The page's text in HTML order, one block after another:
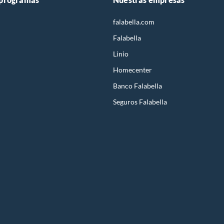
falabella.com
Falabella
Linio
Homecenter
Banco Falabella
Seguros Falabella